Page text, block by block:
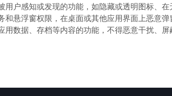
用户感知或发现的功能，如隐藏或透明图标、
和悬浮窗权限，在桌面或其他应用界面上恶意弹
用数据、存档等内容的功能，不得恶意干扰、屏